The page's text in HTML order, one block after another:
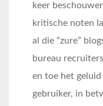
keer
kritische noten
al die “zure”
bureau
en toe het
gebruiker, in